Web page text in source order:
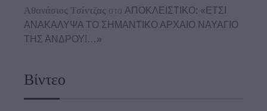
Αθανάσιος Τσίντζας στο ΑΠΟΚΛΕΙΣΤΙΚΟ: «ΕΤΣΙ
ΑΝΑΚΑΛΥΨΑ ΤΟ ΣΗΜΑΝΤΙΚΟ ΑΡΧΑΙΟ ΝΑΥΑΓΙΟ
ΤΗΣ ΑΝΔΡΟΥ!…»
Βίντεο